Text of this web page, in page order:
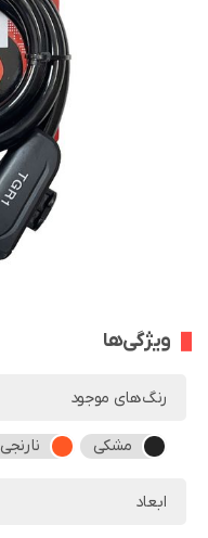
ویژگی‌ها
رنگ‌های موجود
مشکی نارنجی
ابعاد